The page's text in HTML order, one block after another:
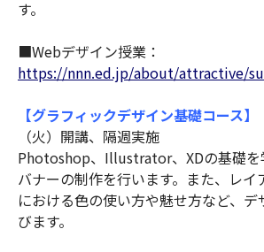
す。
■Webデザイン授業：
https://nnn.ed.jp/about/attractive/
【グラフィックデザイン基礎コース】
（火）開講、隔週実施
Photoshop、Illustrator、XDの基礎を
バナーの制作を行います。また、レイ
における色の使い方や魅せ方など、
びます。